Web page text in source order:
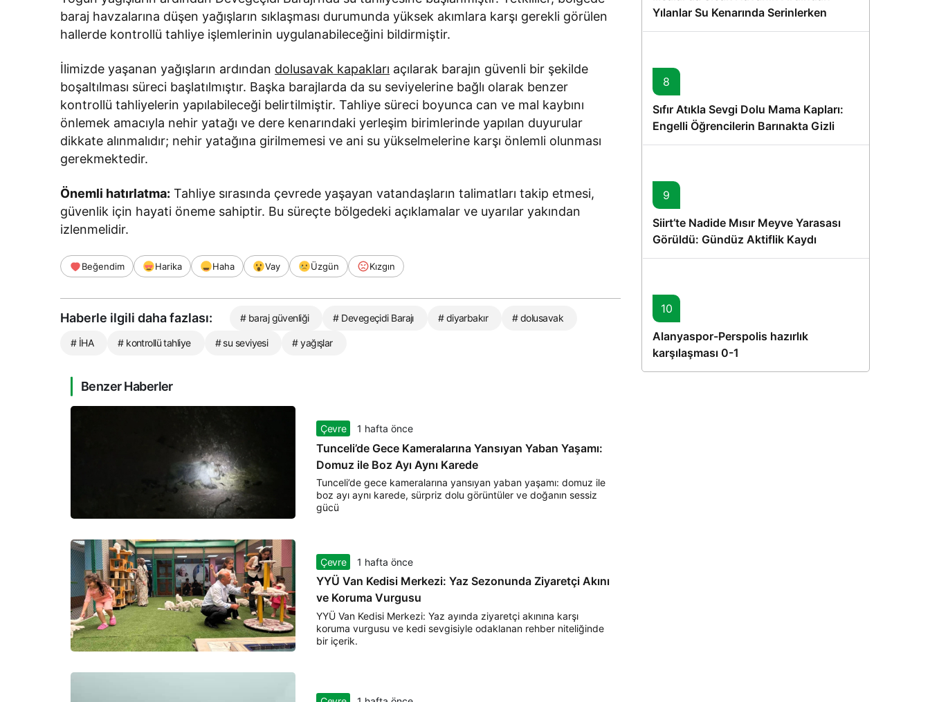
baraj havzalarına düşen yağışların sıklaşması durumunda yüksek akımlara karşı gerekli görülen
hallerde kontrollü tahliye işlemlerinin uygulanabileceğini bildirmiştir.
İlimizde yaşanan yağışların ardından dolusavak kapakları açılarak barajın güvenli bir şekilde
boşaltılması süreci başlatılmıştır. Başka barajlarda da su seviyelerine bağlı olarak benzer
kontrollü tahliyelerin yapılabileceği belirtilmiştir. Tahliye süreci boyunca can ve mal kaybını
önlemek amacıyla nehir yatağı ve dere kenarındaki yerleşim birimlerinde yapılan duyurular
dikkate alınmalıdır; nehir yatağına girilmemesi ve ani su yükselmelerine karşı önlemli olunması
gerekmektedir.
Önemli hatırlatma: Tahliye sırasında çevrede yaşayan vatandaşların talimatları takip etmesi,
güvenlik için hayati öneme sahiptir. Bu süreçte bölgedeki açıklamalar ve uyarılar yakından
izlenmelidir.
Beğendim Harika Haha Vay Üzgün Kızgın
Haberle ilgili daha fazlası: # baraj güvenliği # Devegeçidi Barajı # diyarbakır # dolusavak
# İHA # kontrollü tahliye # su seviyesi # yağışlar
Benzer Haberler
Çevre 1 hafta önce
Tunceli’de Gece Kameralarına Yansıyan Yaban Yaşamı:
Domuz ile Boz Ayı Aynı Karede
Tunceli’de gece kameralarına yansıyan yaban yaşamı: domuz ile
boz ayı aynı karede, sürpriz dolu görüntüler ve doğanın sessiz
gücü
Çevre 1 hafta önce
YYÜ Van Kedisi Merkezi: Yaz Sezonunda Ziyaretçi Akını
ve Koruma Vurgusu
YYÜ Van Kedisi Merkezi: Yaz ayında ziyaretçi akınına karşı
koruma vurgusu ve kedi sevgisiyle odaklanan rehber niteliğinde
bir içerik.
Yılanlar Su Kenarında Serinlerken
Görüntülendi
8
Sıfır Atıkla Sevgi Dolu Mama Kapları:
Engelli Öğrencilerin Barınakta Gizli
Dostları İçin Gönüllü Proje
9
Siirt’te Nadide Mısır Meyve Yarasası
Görüldü: Gündüz Aktiflik Kaydı
10
Alanyaspor-Perspolis hazırlık
karşılaşması 0-1